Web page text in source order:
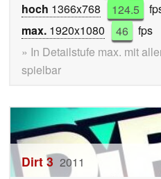
hoch 1366x768 124.5
max. 1920x1080 46 fps
» In Detailstufe max. mit
spielbar
Dirt 3 2011